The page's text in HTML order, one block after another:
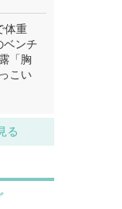
体重
ンチ
「胸
こい
る